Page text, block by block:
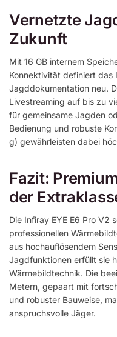
Vernetzte
Zukunft
Mit 16 GB internem
Konnektivität definiert das
Jagddokumentation neu.
Livestreaming auf bis zu
für gemeinsame Jagden
Bedienung und robuste
g) gewährleisten dabei
Fazit:
der
Die Infiray EYE E6 Pro V2
professionellen
aus hochauflösendem
Jagdfunktionen erfüllt sie
Wärmebildtechnik. Die
Metern, gepaart mit
und robuster Bauweise,
anspruchsvolle Jäger.